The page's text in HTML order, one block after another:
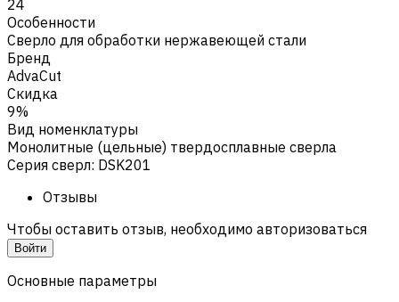
24
Особенности
Сверло для обработки нержавеющей стали
Бренд
AdvaCut
Скидка
9%
Вид номенклатуры
Монолитные (цельные) твердосплавные сверла
Серия сверл: DSK201
Отзывы
Чтобы оставить отзыв, необходимо авторизоваться
Войти
Основные параметры